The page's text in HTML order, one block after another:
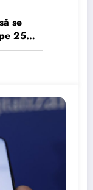
se
25